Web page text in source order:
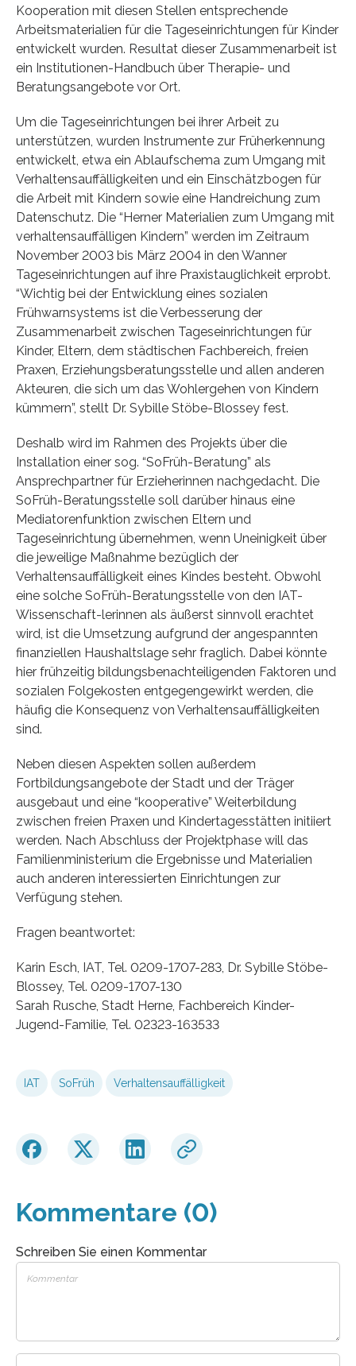
Kooperation mit diesen Stellen entsprechende
Arbeitsmaterialien für die Tageseinrichtungen für Kinder
entwickelt wurden. Resultat dieser Zusammenarbeit ist
ein Institutionen-Handbuch über Therapie- und
Beratungsangebote vor Ort.
Um die Tageseinrichtungen bei ihrer Arbeit zu
unterstützen, wurden Instrumente zur Früherkennung
entwickelt, etwa ein Ablaufschema zum Umgang mit
Verhaltensauffälligkeiten und ein Einschätzbogen für
die Arbeit mit Kindern sowie eine Handreichung zum
Datenschutz. Die “Herner Materialien zum Umgang mit
verhaltensauffälligen Kindern” werden im Zeitraum
November 2003 bis März 2004 in den Wanner
Tageseinrichtungen auf ihre Praxistauglichkeit erprobt.
“Wichtig bei der Entwicklung eines sozialen
Frühwarnsystems ist die Verbesserung der
Zusammenarbeit zwischen Tageseinrichtungen für
Kinder, Eltern, dem städtischen Fachbereich, freien
Praxen, Erziehungsberatungsstelle und allen anderen
Akteuren, die sich um das Wohlergehen von Kindern
kümmern”, stellt Dr. Sybille Stöbe-Blossey fest.
Deshalb wird im Rahmen des Projekts über die
Installation einer sog. “SoFrüh-Beratung” als
Ansprechpartner für Erzieherinnen nachgedacht. Die
SoFrüh-Beratungsstelle soll darüber hinaus eine
Mediatorenfunktion zwischen Eltern und
Tageseinrichtung übernehmen, wenn Uneinigkeit über
die jeweilige Maßnahme bezüglich der
Verhaltensauffälligkeit eines Kindes besteht. Obwohl
eine solche SoFrüh-Beratungsstelle von den IAT-
Wissenschaft-lerinnen als äußerst sinnvoll erachtet
wird, ist die Umsetzung aufgrund der angespannten
finanziellen Haushaltslage sehr fraglich. Dabei könnte
hier frühzeitig bildungsbenachteiligenden Faktoren und
sozialen Folgekosten entgegengewirkt werden, die
häufig die Konsequenz von Verhaltensauffälligkeiten
sind.
Neben diesen Aspekten sollen außerdem
Fortbildungsangebote der Stadt und der Träger
ausgebaut und eine “kooperative” Weiterbildung
zwischen freien Praxen und Kindertagesstätten initiiert
werden. Nach Abschluss der Projektphase will das
Familienministerium die Ergebnisse und Materialien
auch anderen interessierten Einrichtungen zur
Verfügung stehen.
Fragen beantwortet:
Karin Esch, IAT, Tel. 0209-1707-283, Dr. Sybille Stöbe-
Blossey, Tel. 0209-1707-130
Sarah Rusche, Stadt Herne, Fachbereich Kinder-
Jugend-Familie, Tel. 02323-163533
IAT SoFrüh Verhaltensauffälligkeit
Kommentare (0)
Schreiben Sie einen Kommentar